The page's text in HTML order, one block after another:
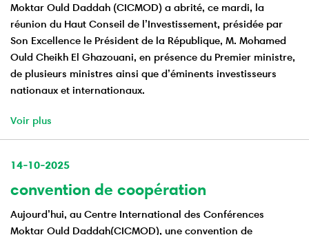
Moktar Ould Daddah (CICMOD) a abrité, ce mardi, la
réunion du Haut Conseil de l’Investissement, présidée par
Son Excellence le Président de la République, M. Mohamed
Ould Cheikh El Ghazouani, en présence du Premier ministre,
de plusieurs ministres ainsi que d’éminents investisseurs
nationaux et internationaux.
Voir plus
14-10-2025
convention de coopération
Aujourd’hui, au Centre International des Conférences
Moktar Ould Daddah(CICMOD), une convention de